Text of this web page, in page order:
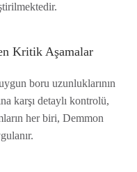
Kritik Aşamalar
boru uzunluklarının
karşı detaylı kontrolü,
her biri, Demmon